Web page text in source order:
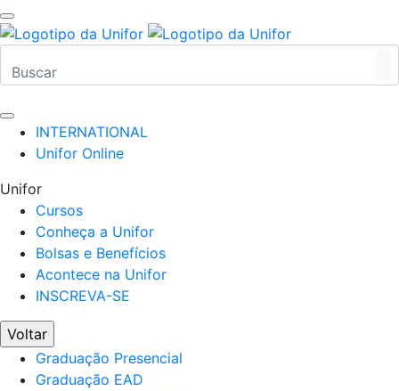
INTERNATIONAL
Unifor Online
Unifor
Cursos
Conheça a Unifor
Bolsas e Benefícios
Acontece na Unifor
INSCREVA-SE
Voltar
Graduação Presencial
Graduação EAD